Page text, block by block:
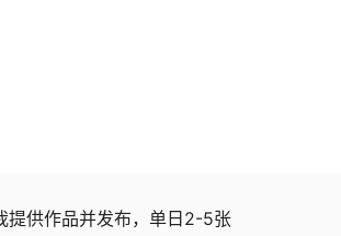
提供作品并发布，单日2-5张